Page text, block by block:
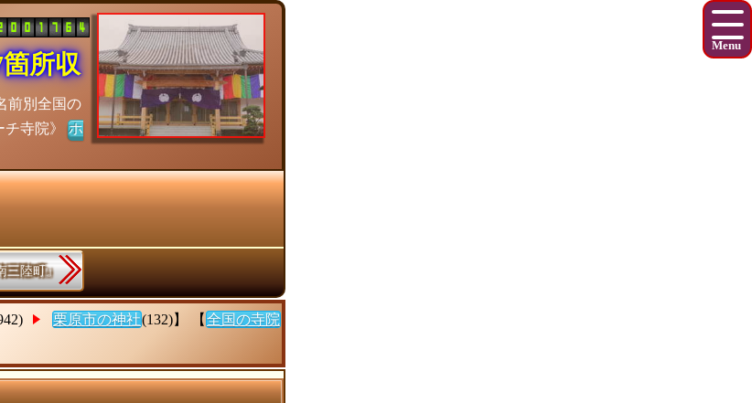
所収
前別全国の
チ寺院》ホ
三陸町』
栗原市の神社(132)】 【 全国の寺院